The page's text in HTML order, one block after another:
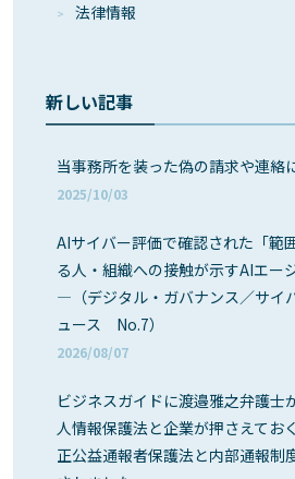
法律情報
新しい記事
当事務所を装った偽の請求や連絡
2025/10/03
AIサイバー評価で確認された「範
る人・組織への接触が示すAIエー
―（デジタル・ガバナンス／サイ
ュース No.7）
2026/08/07
ビジネスガイドに渡邉雅之弁護士
人情報保護法と企業が押さえてお
正公益通報者保護法と内部通報制